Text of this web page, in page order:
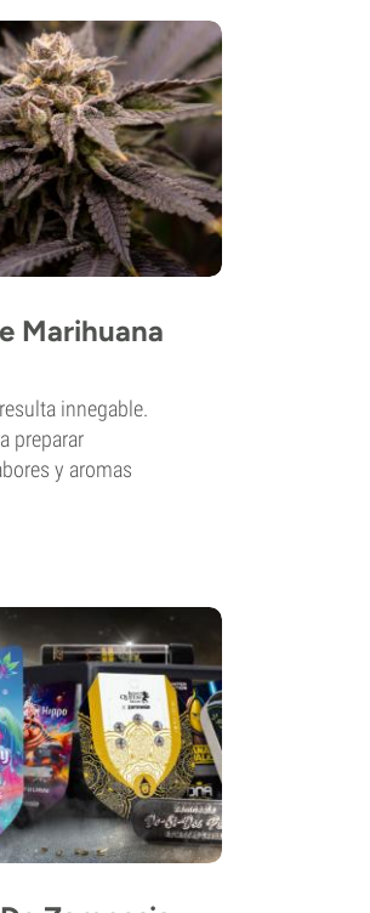
Marihuana
innegable.
preparar
y aromas